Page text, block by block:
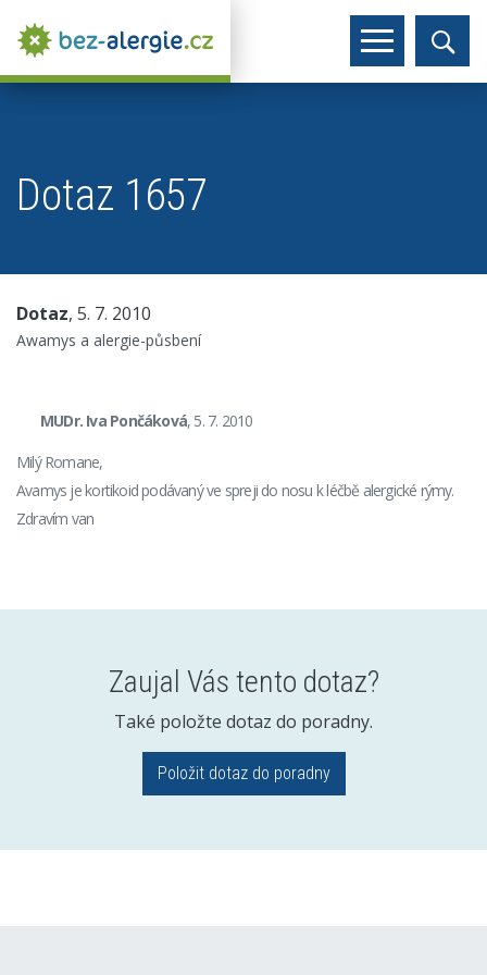
Dotaz 1657
Dotaz, 5. 7. 2010
Awamys a alergie-půsbení
MUDr. Iva Pončáková, 5. 7. 2010
Milý Romane,
Avamys je kortikoid podávaný ve spreji do nosu k léčbě alergické rýmy.
Zdravím van
Zaujal Vás tento dotaz?
Také položte dotaz do poradny.
Položit dotaz do poradny